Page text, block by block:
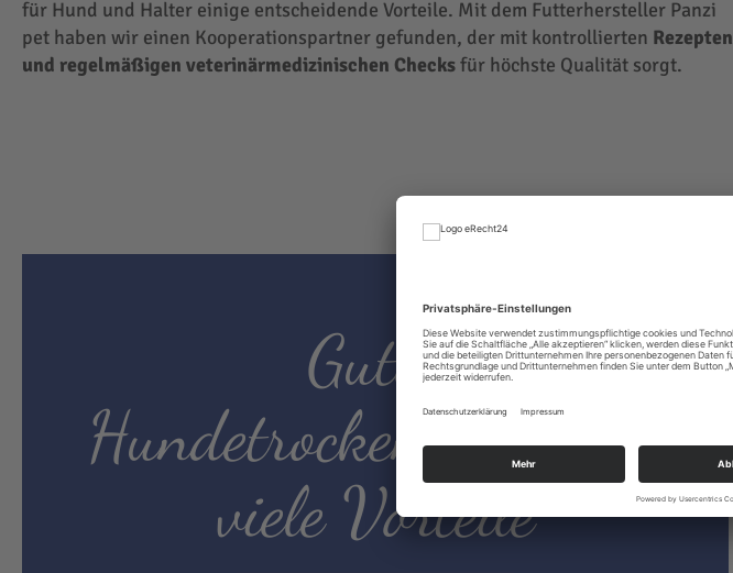
für Hund und Halter einige entscheidende Vorteile. Mit dem Futterhersteller Panzi
pet haben wir einen Kooperationspartner gefunden, der mit kontrollierten Rezepten
und regelmäßigen veterinärmedizinischen Checksfür höchste Qualität sorgt.
Gutes
Hundetrockenfutter hat
viele Vorteile